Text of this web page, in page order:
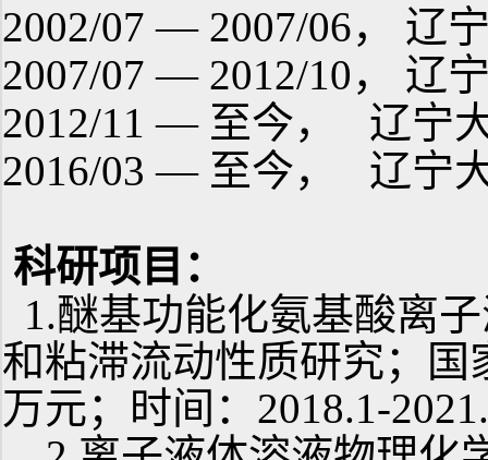
2002/07 — 2007/06，
辽
2007/07 — 2012/10，
辽
2012/11 — 至今，
辽宁
2016/03 — 至今， 辽宁
科研项目：
1.醚基功能化氨基酸离
和粘滞流动性质研究；
万元；时间：2018.1-